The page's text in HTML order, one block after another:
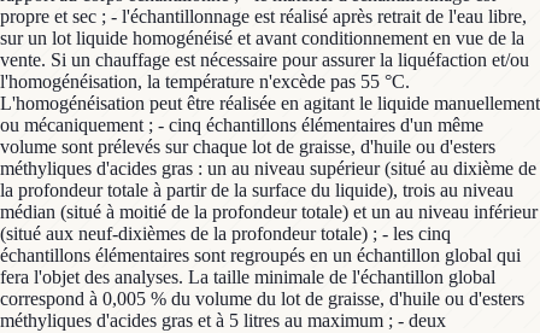
propre et sec ; - l'échantillonnage est réalisé après retrait de l'eau libre,
sur un lot liquide homogénéisé et avant conditionnement en vue de la
vente. Si un chauffage est nécessaire pour assurer la liquéfaction et/ou
l'homogénéisation, la température n'excède pas 55 °C.
L'homogénéisation peut être réalisée en agitant le liquide manuellement
ou mécaniquement ; - cinq échantillons élémentaires d'un même
volume sont prélevés sur chaque lot de graisse, d'huile ou d'esters
méthyliques d'acides gras : un au niveau supérieur (situé au dixième de
la profondeur totale à partir de la surface du liquide), trois au niveau
médian (situé à moitié de la profondeur totale) et un au niveau inférieur
(situé aux neuf-dixièmes de la profondeur totale) ; - les cinq
échantillons élémentaires sont regroupés en un échantillon global qui
fera l'objet des analyses. La taille minimale de l'échantillon global
correspond à 0,005 % du volume du lot de graisse, d'huile ou d'esters
méthyliques d'acides gras et à 5 litres au maximum ; - deux